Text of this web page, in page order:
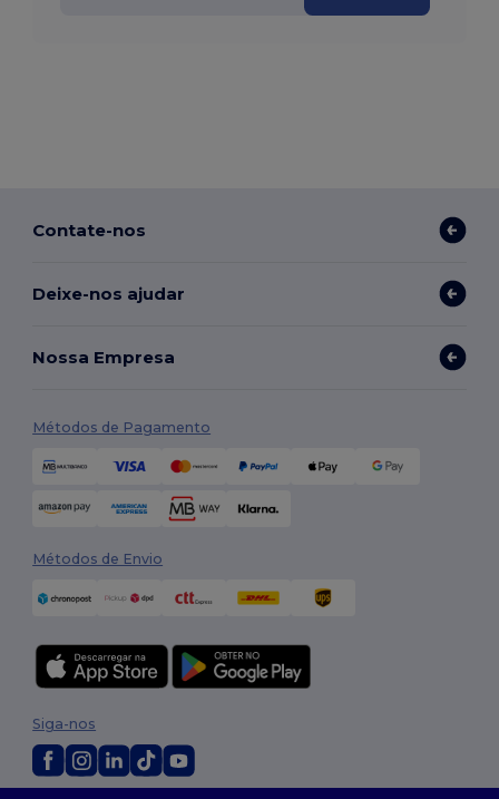
Contate-nos
Deixe-nos ajudar
Nossa Empresa
Métodos de Pagamento
Métodos de Envio
Siga-nos